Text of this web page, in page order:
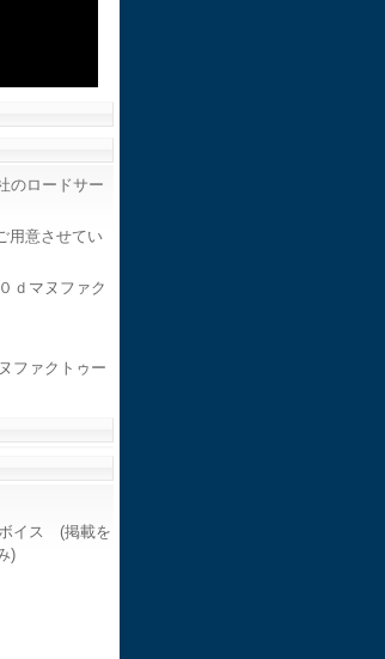
のロードサー
用意させてい
ｄマヌファク
ファクトゥー
イス (掲載を
)